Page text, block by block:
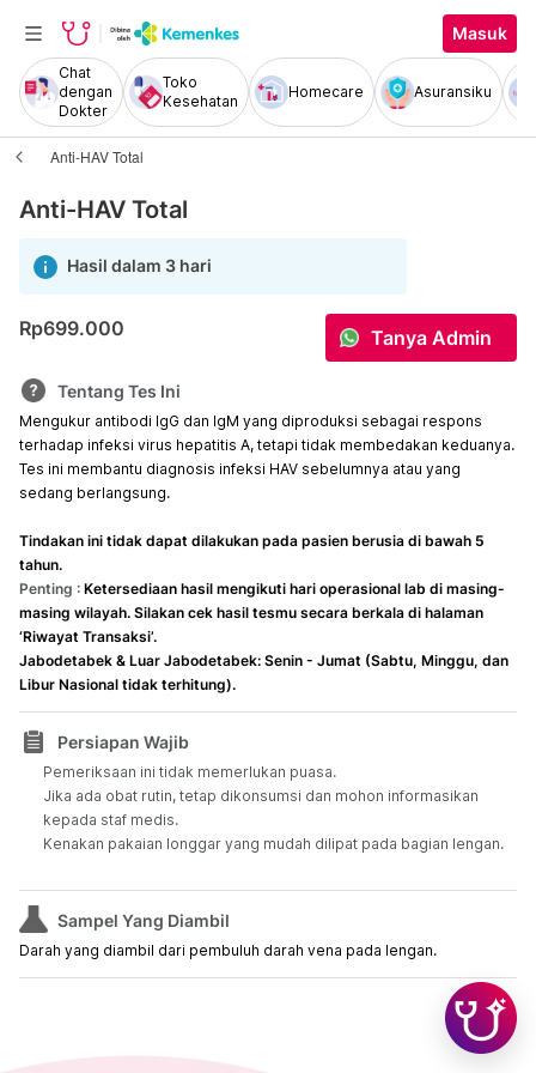
Masuk
Chat
dengan
Dokter
Toko
Kesehatan
Homecare Asuransiku
Anti-HAV Total
Anti-HAV Total
Hasil dalam 3 hari
Rp699.000 Tanya Admin
Tentang Tes Ini
Mengukur antibodi IgG dan IgM yang diproduksi sebagai respons
terhadap infeksi virus hepatitis A, tetapi tidak membedakan keduanya.
Tes ini membantu diagnosis infeksi HAV sebelumnya atau yang
sedang berlangsung.
Tindakan ini tidak dapat dilakukan pada pasien berusia di bawah 5
tahun.
Penting : Ketersediaan hasil mengikuti hari operasional lab di masing-
masing wilayah. Silakan cek hasil tesmu secara berkala di halaman
‘Riwayat Transaksi’.
Jabodetabek & Luar Jabodetabek: Senin - Jumat (Sabtu, Minggu, dan
Libur Nasional tidak terhitung).
Persiapan Wajib
Pemeriksaan ini tidak memerlukan puasa.
Jika ada obat rutin, tetap dikonsumsi dan mohon informasikan
kepada staf medis.
Kenakan pakaian longgar yang mudah dilipat pada bagian lengan.
Sampel Yang Diambil
Darah yang diambil dari pembuluh darah vena pada lengan.